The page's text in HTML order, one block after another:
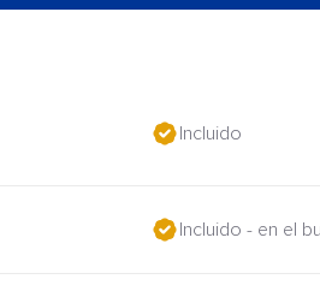
Incluido
Incluido - en el